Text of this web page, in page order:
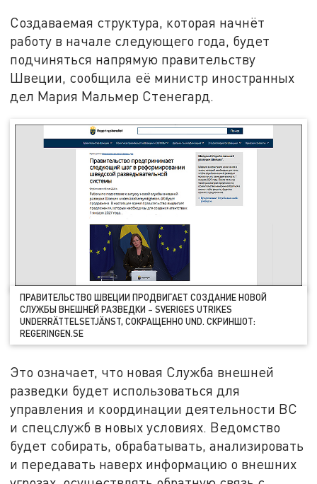
Создаваемая структура, которая начнёт
работу в начале следующего года, будет
подчиняться напрямую правительству
Швеции, сообщила её министр иностранных
дел Мария Мальмер Стенегард.
ПРАВИТЕЛЬСТВО ШВЕЦИИ ПРОДВИГАЕТ СОЗДАНИЕ НОВОЙ
СЛУЖБЫ ВНЕШНЕЙ РАЗВЕДКИ – SVERIGES UTRIKES
UNDERRÄTTELSETJÄNST, СОКРАЩЕННО UND. СКРИНШОТ:
REGERINGEN.SE
Это означает, что новая Служба внешней
разведки будет использоваться для
управления и координации деятельности ВС
и спецслужб в новых условиях. Ведомство
будет собирать, обрабатывать, анализировать
и передавать наверх информацию о внешних